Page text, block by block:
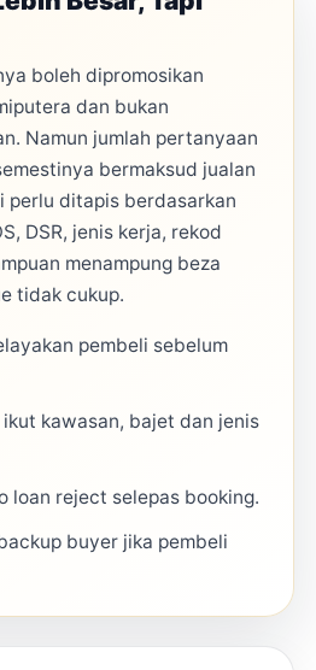
boleh dipromosikan
dan bukan
Namun jumlah pertanyaan
bermaksud jualan
perlu ditapis berdasarkan
DSR, jenis kerja, rekod
menampung beza
tidak cukup.
pembeli sebelum
kawasan, bajet dan jenis
loan reject selepas booking.
buyer jika pembeli